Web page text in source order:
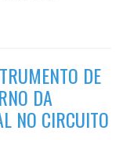
DE
DA
NO CIRCUITO